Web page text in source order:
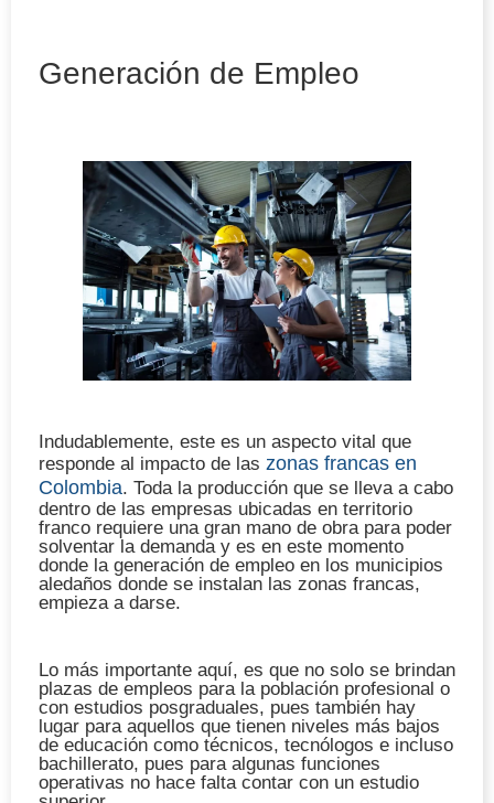
Generación de Empleo
Indudablemente, este es un aspecto vital que
responde al impacto de las zonas francas en
Colombia. Toda la producción que se lleva a cabo
dentro de las empresas ubicadas en territorio
franco requiere una gran mano de obra para poder
solventar la demanda y es en este momento
donde la generación de empleo en los municipios
aledaños donde se instalan las zonas francas,
empieza a darse.
Lo más importante aquí, es que no solo se brindan
plazas de empleos para la población profesional o
con estudios posgraduales, pues también hay
lugar para aquellos que tienen niveles más bajos
de educación como técnicos, tecnólogos e incluso
bachillerato, pues para algunas funciones
operativas no hace falta contar con un estudio